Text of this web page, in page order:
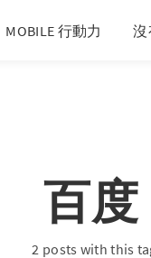
MOBILE 行動力
百度
2 posts with this